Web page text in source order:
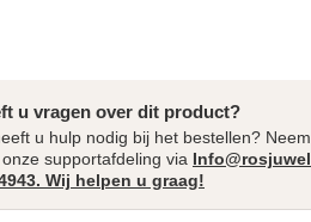
u vragen over dit product?
u hulp nodig bij het bestellen?
supportafdeling via
Wij helpen u graag!